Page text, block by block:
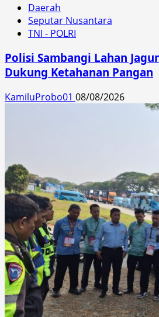
Daerah
Seputar Nusantara
TNI - POLRI
Polisi Sambangi Lahan
Dukung Ketahanan Pangan
KamiluProbo01 08/08/2026